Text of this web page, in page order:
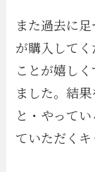
また過去に
が購入して
ことが嬉し
ました。結
と・やって
ていただくキ